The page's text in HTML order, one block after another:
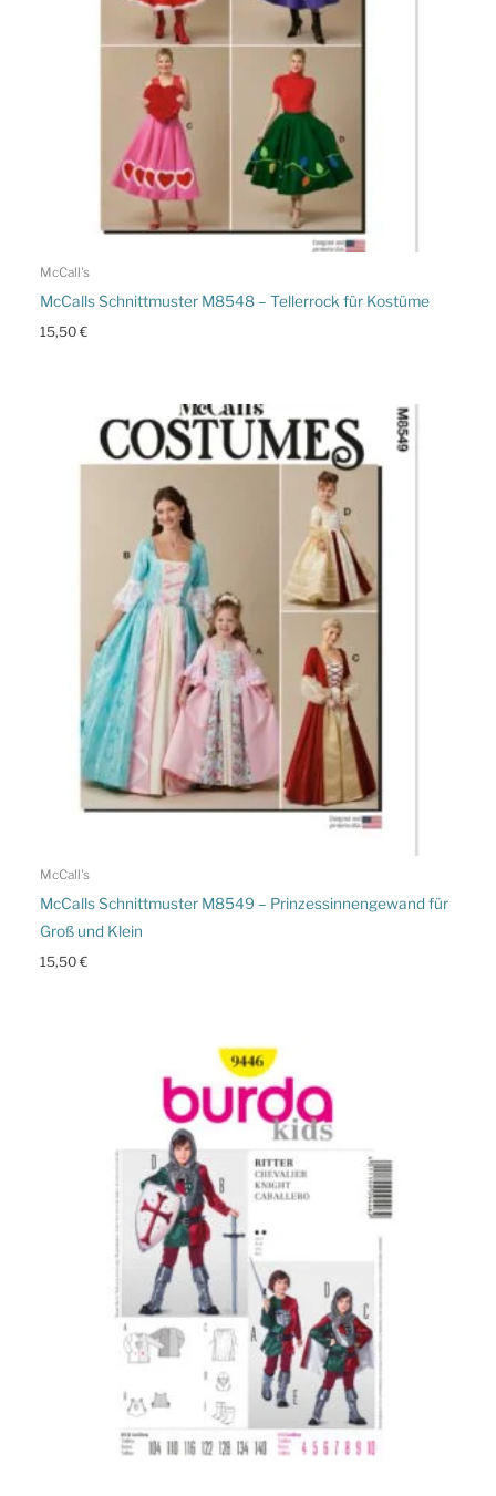
McCall's
McCalls Schnittmuster M8548 – Tellerrock für Kostüme
15,50€
McCall's
McCalls Schnittmuster M8549 – Prinzessinnengewand für
Groß und Klein
15,50€